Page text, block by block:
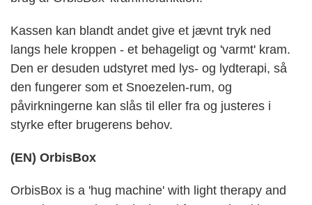
Kassen kan blandt andet give et jævnt tryk ned
langs hele kroppen - et behageligt og 'varmt' kram.
Den er desuden udstyret med lys- og lydterapi, så
den fungerer som et Snoezelen-rum, og
påvirkningerne kan slås til eller fra og justeres i
styrke efter brugerens behov.
(EN) OrbisBox
OrbisBox is a 'hug machine' with light therapy and